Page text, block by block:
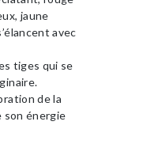
jaune
avec
tiges qui se
de la
son énergie